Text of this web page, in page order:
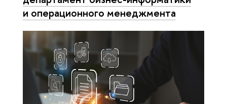
и операционного менеджмента